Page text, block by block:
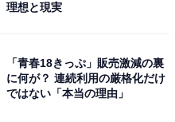
理想と現実
「青春18きっぷ」販売激減の裏
に何が？ 連続利用の厳格化だけ
ではない「本当の理由」